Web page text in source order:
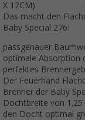
X 12CM)
Das macht den
Baby Special 276:
passgenauer
optimale Absorption
perfektes
Der Feuerhand
Brenner der Baby
Dochtbreite von
den Docht optimal